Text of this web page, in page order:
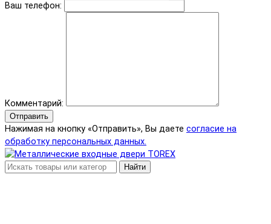
Ваш телефон:
Комментарий:
Отправить
Нажимая на кнопку «Отправить», Вы даете согласие на
обработку персональных данных.
Найти